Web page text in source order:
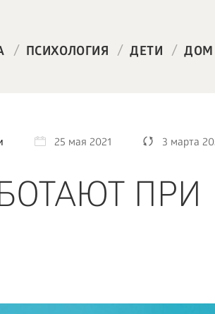
/ ПСИХОЛОГИЯ / ДЕТИ / ДОМ
25 мая 2021 3 марта
ПРИ